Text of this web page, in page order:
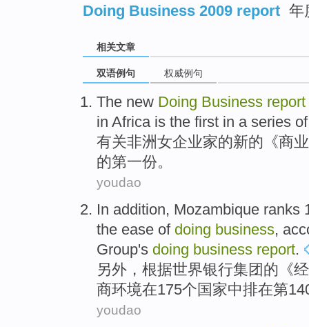
Doing Business 2009 report 年
相关文章
双语例句 权威例句
The new Doing Business report
in Africa is the first in a series of
有关非洲女企业家的新的 《商业
的第一份。
youdao
In addition, Mozambique ranks
the ease of doing business,
Group's doing business report.
另外 ， 根据世界银行集团 的 《
商环境在175个国家中排在第
youdao